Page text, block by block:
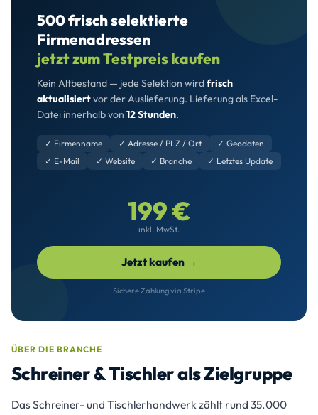
500 frisch selektierte
Firmenadressen
jetzt zum Testpreis kaufen
Kein Altbestand — jede Selektion wirdfrisch
aktualisiertvor der Auslieferung. Lieferung als Excel-
Datei innerhalb von 12 Stunden.
✓ Firmenname ✓ Adresse / PLZ / Ort
✓ Geodaten
✓ E-Mail
✓ Website ✓ Branche ✓ Letztes Update
199 €
inkl. MwSt.
Jetzt kaufen →
Sichere Zahlung via Stripe
ÜBER DIE BRANCHE
Schreiner & Tischler als Zielgruppe
Das Schreiner- und Tischlerhandwerk zählt rund 35.000